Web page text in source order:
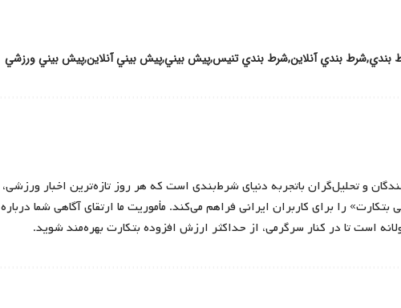
بنديشرط بندي آنلاينشرط بندي تنیسپيش بينيپيش بيني آنلاينپيش بيني ورزشي
و تحلیل‌گران باتجربه دنیای شرط‌بندی است که هر روز تازه‌ترین اخبار ورزشی،
را برای کاربران ایرانی فراهم می‌کند. مأموریت ما ارتقای آگاهی شما درباره
است تا در کنار سرگرمی، از حداکثر ارزش افزوده بتکارت بهره‌مند شوید.